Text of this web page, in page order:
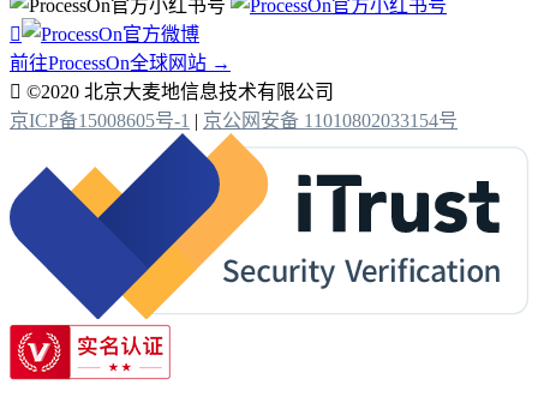

前往ProcessOn全球网站 →
 ©2020 北京大麦地信息技术有限公司
京ICP备15008605号-1 | 京公网安备 11010802033154号